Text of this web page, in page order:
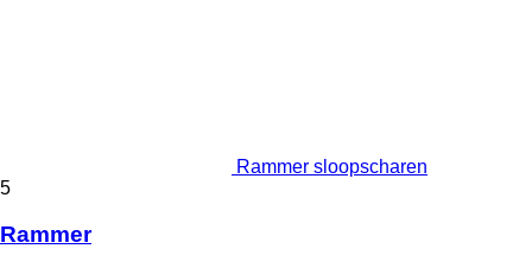
Rammer sloopscharen
5
Rammer